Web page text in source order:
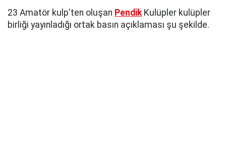
23 Amatör kulp'ten oluşan Pendik Kulüpler kulüpler
birliği yayınladığı ortak basın açıklaması şu şekilde.